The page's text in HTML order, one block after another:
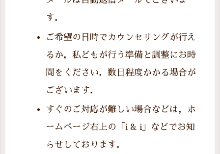
す．
ご希望の日時でカウンセリングが行え
るか，私どもが行う準備と調整にお時
間をください．数日程度かかる場合が
ございます．
すぐのご対応が難しい場合などは，ホ
ームページ右上の「i & i」などでお知
らせしております．